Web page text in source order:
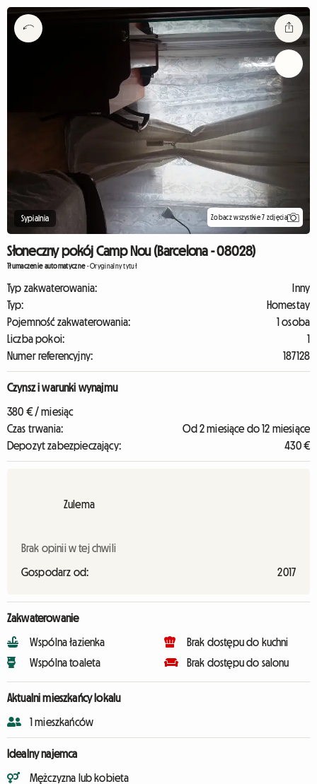
Sypialnia Zobacz wszystkie 7 zdjęcia
Słoneczny pokój Camp Nou (Barcelona - 08028)
Tłumaczenie automatyczne-Oryginalny tytuł
Typ zakwaterowania:
Inny
Typ:
Homestay
Pojemność zakwaterowania:
1 osoba
Liczba pokoi:
1
Numer referencyjny:
187128
Czynsz i warunki wynajmu
380 € / miesiąc
Czas trwania:
Od 2 miesiące do 12 miesiące
Depozyt zabezpieczający:
430 €
Zulema
Brak opinii w tej chwili
Gospodarz od: 2017
Zakwaterowanie
Wspólna łazienka
Wspólna toaleta
Brak dostępu do kuchni
Brak dostępu do salonu
Aktualni mieszkańcy lokalu
1 mieszkańców
Idealny najemca
Mężczyzna lub kobieta